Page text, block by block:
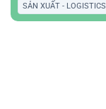
SẢN XUẤT - LOGISTICS